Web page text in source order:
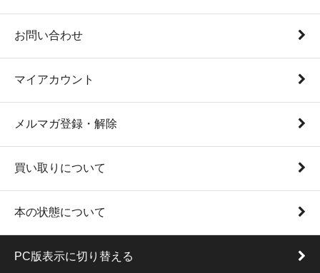
お問い合わせ
マイアカウント
メルマガ登録・解除
買い取りについて
本の状態について
PC版表示に切り替える